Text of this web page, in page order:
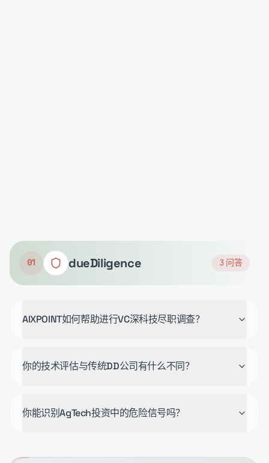
01 dueDiligence 3 问答
AIXPOINT如何帮助进行VC深科技尽职调查？
你的技术评估与传统DD公司有什么不同？
你能识别AgTech投资中的危险信号吗？